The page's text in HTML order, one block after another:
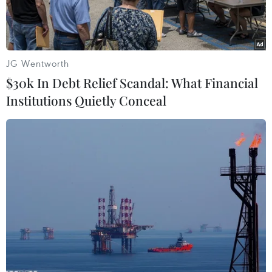
ngày 18/1/2018.
Bộ trưởng Tài chính Thụy Điển Magdalena Andersson (trái) tại
cuộc họp của Hội đồng Kinh tế và Tài chính EU (ECOFIN) ở
Brussels, Bỉ. (Ảnh: AFP/TTXVN)
JG Wentworth
$30k In Debt Relief Scandal: What Financial
Institutions Quietly Conceal